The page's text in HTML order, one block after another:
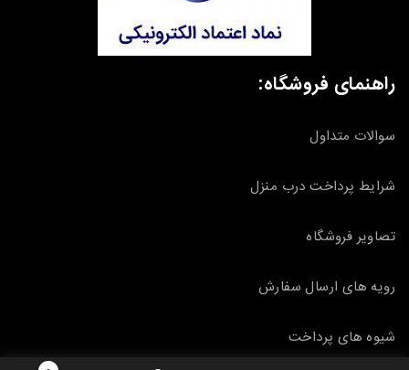
راهنمای فروشگاه:
سوالات متداول
شرایط پرداخت درب منزل
تصاویر فروشگاه
رویه های ارسال سفارش
شیوه های پرداخت